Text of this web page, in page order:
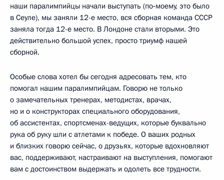
наши паралимпийцы начали выступать (по‑моему, это было
в Сеуле), мы заняли 12-е место, вся сборная команда СССР
заняла тогда 12-е место. В Лондоне стали вторыми. Это
действительно большой успех, просто триумф нашей
сборной.
Особые слова хотел бы сегодня адресовать тем, кто
помогал нашим паралимпийцам. Говорю не только
о замечательных тренерах, методистах, врачах,
но и о конструкторах специального оборудования,
об ассистентах, спортсменах-ведущих, которые буквально
рука об руку шли с атлетами к победе. О ваших родных
и близких говорю сейчас, о друзьях, которые вдохновляют
вас, поддерживают, настраивают на выступления, помогают
вам с достоинством выдержать и одолеть все трудности.